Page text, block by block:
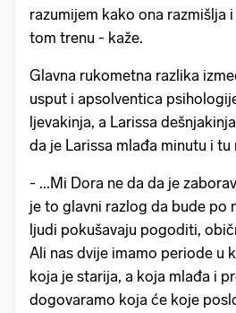
razumijem kako ona razmišlja
tom trenu - kaže.
Glavna rukometna razlika
usput i apsolventica
ljevakinja, a Larissa
da je Larissa mlađa minutu i tu
- ...Mi Dora ne da da je
je to glavni razlog da bude po
ljudi pokušavaju pogoditi,
Ali nas dvije imamo periode u
koja je starija, a koja mlađa i
dogovaramo koja će koje